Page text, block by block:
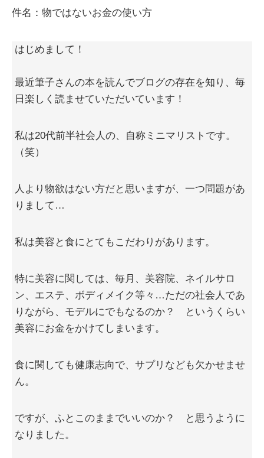
件名：物ではないお金の使い方
はじめまして！
最近筆子さんの本を読んでブログの存在を知り、毎
日楽しく読ませていただいています！
私は20代前半社会人の、自称ミニマリストです。
（笑）
人より物欲はない方だと思いますが、一つ問題があ
りまして…
私は美容と食にとてもこだわりがあります。
特に美容に関しては、毎月、美容院、ネイルサロ
ン、エステ、ボディメイク等々…ただの社会人であ
りながら、モデルにでもなるのか？ というくらい
美容にお金をかけてしまいます。
食に関しても健康志向で、サプリなども欠かせませ
ん。
ですが、ふとこのままでいいのか？ と思うように
なりました。